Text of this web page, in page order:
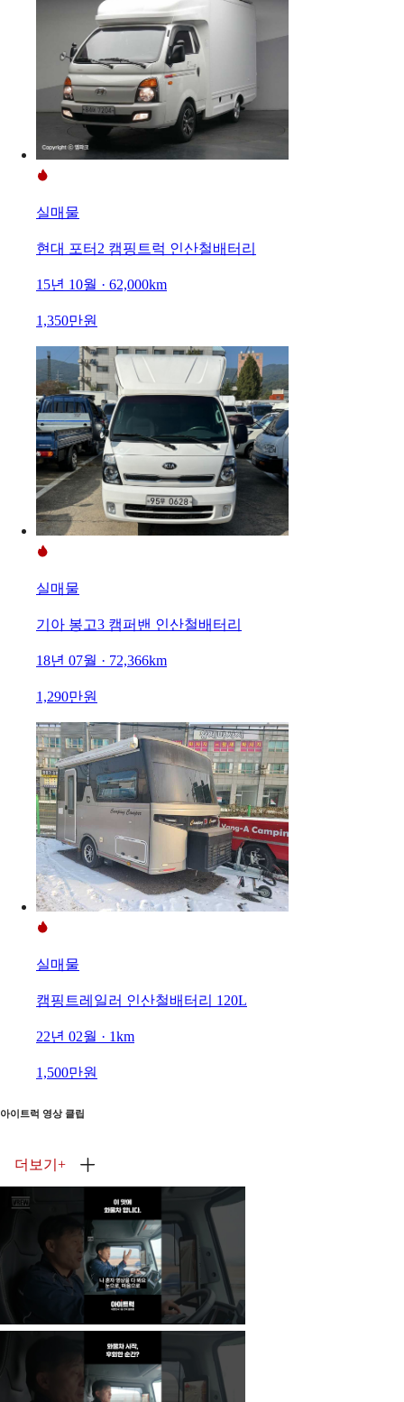
실매물
현대 포터2 캠핑트럭 인산철배터리
15년 10월 · 62,000km
1,350만원
실매물
기아 봉고3 캠퍼밴 인산철배터리
18년 07월 · 72,366km
1,290만원
실매물
캠핑트레일러 인산철배터리 120L
22년 02월 · 1km
1,500만원
아이트럭 영상 클립
더보기 +